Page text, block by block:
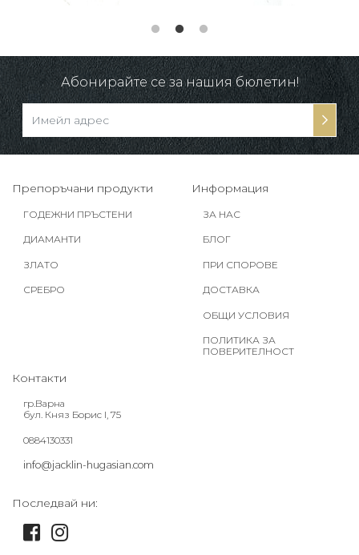
Абонирайте се за нашия бюлетин!
Препоръчани продукти
ГОДЕЖНИ ПРЪСТЕНИ
ДИАМАНТИ
ЗЛАТО
СРЕБРО
Информация
ЗА НАС
БЛОГ
ПРИ СПОРОВЕ
ДОСТАВКА
ОБЩИ УСЛОВИЯ
ПОЛИТИКА ЗА
ПОВЕРИТЕЛНОСТ
Контакти
гр.Варна
бул. Княз Борис I, 75
0884130331
info@jacklin-hugasian.com
Последвай ни: